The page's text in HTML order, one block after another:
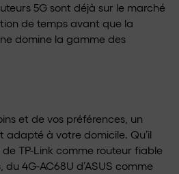
5G sont déjà sur le marché
de temps avant que la
domine la gamme des
et de vos préférences, un
adapté à votre domicile. Qu’il
de TP-Link comme routeur fiable
4G-AC68U d’ASUS comme